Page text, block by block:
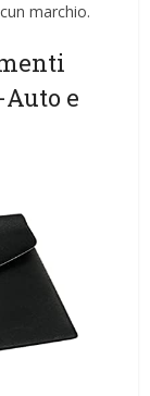
marchio.
-Auto e